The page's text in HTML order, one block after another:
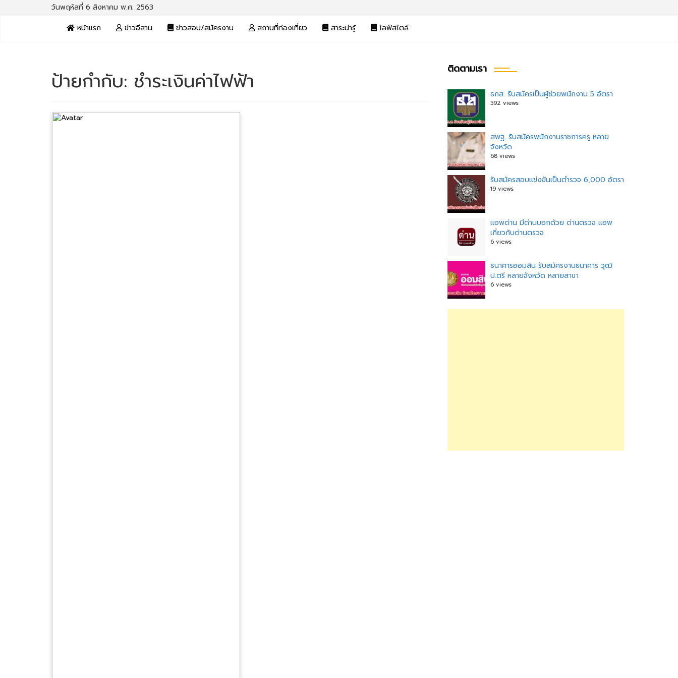
วันพฤหัสที่ 6 สิงหาคม พ.ศ. 2563
หน้าแรก
ข่าวอีสาน ข่าวสอบ/สมัครงาน สถานที่ท่องเที่ยว สาระน่ารู้ ไลฟ์สไตล์
ป้ายกำกับ: ชำระเงินค่าไฟฟ้า ติดตามเรา
ธกส. รับสมัครเป็นผู้ช่วยพนักงาน 5 อัตรา
592 views
สพฐ. รับสมัครพนักงานราชการครู หลาย
จังหวัด
68 views
รับสมัครสอบแข่งขันเป็นตำรวจ 6,000 อัตรา
19 views
แอพด่าน มีด่านบอกด้วย ด่านตรวจ แอพ
เกี่ยวกับด่านตรวจ
6 views
ธนาคารออมสิน รับสมัครงานธนาคาร วุฒิ
ป.ตรี หลายจังหวัด หลายสาขา
6 views